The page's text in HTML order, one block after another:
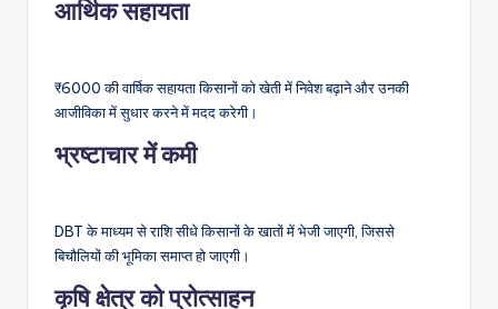
आर्थिक सहायता
₹6000 की वार्षिक सहायता किसानों को खेती में निवेश बढ़ाने और उनकी
आजीविका में सुधार करने में मदद करेगी।
भ्रष्टाचार में कमी
DBT के माध्यम से राशि सीधे किसानों के खातों में भेजी जाएगी, जिससे
बिचौलियों की भूमिका समाप्त हो जाएगी।
कृषि क्षेत्र को प्रोत्साहन